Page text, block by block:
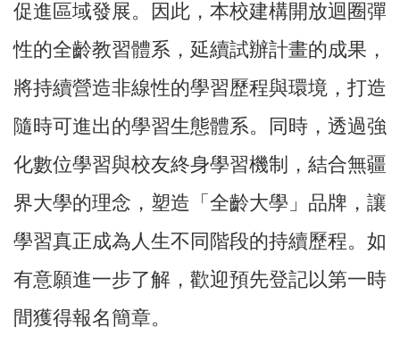
促進區域發展。因此，本校建構開放迴圈彈
性的全齡教習體系 ，延續試辦計畫的成果，
將持續營造非線性的學習歷程與環境，打造
隨時可進出的學習生態體系。同時，透過強
化數位學習與校友終身學習機制，結合無疆
界大學的理念，塑造「全齡大學」品牌，讓
學習真正成為人生不同階段的持續歷程。如
有意願進一步了解，歡迎預先登記以第一時
間獲得報名簡章。